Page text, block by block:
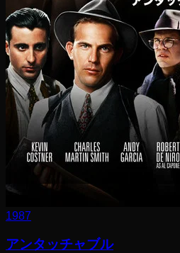
1987
アンタッチャブル